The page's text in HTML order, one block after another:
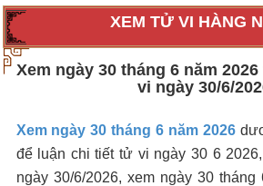
XEM TỬ VI HÀNG
Xem ngày 30 tháng 6 năm
vi ngày 30/6/
Xem ngày 30 tháng 6 năm 2026
để luận chi tiết tử vi ngày 30 6
ngày 30/6/2026, xem ngày 30